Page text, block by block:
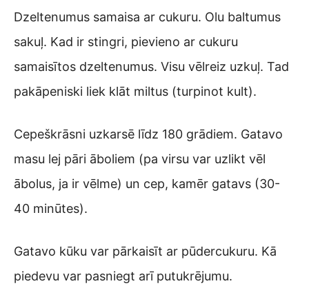
Dzeltenumus samaisa ar cukuru. Olu baltumus
sakuļ. Kad ir stingri, pievieno ar cukuru
samaisītos dzeltenumus. Visu vēlreiz uzkuļ. Tad
pakāpeniski liek klāt miltus (turpinot kult).
Cepeškrāsni uzkarsē līdz 180 grādiem. Gatavo
masu lej pāri āboliem (pa virsu var uzlikt vēl
ābolus, ja ir vēlme) un cep, kamēr gatavs (30-
40 minūtes).
Gatavo kūku var pārkaisīt ar pūdercukuru. Kā
piedevu var pasniegt arī putukrējumu.